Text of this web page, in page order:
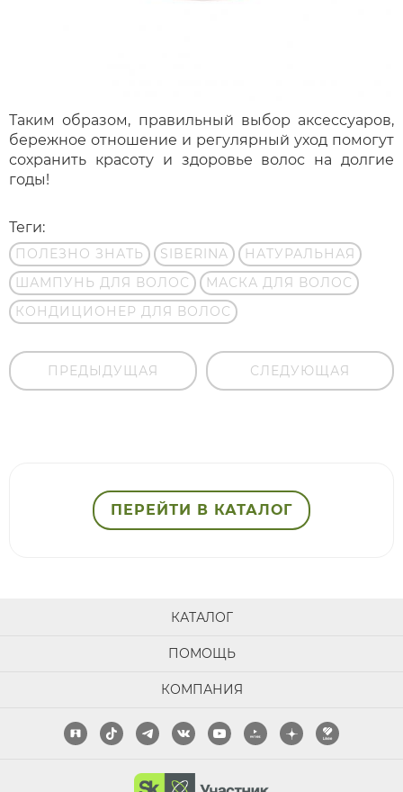
Таким образом, правильный выбор аксессуаров,
бережное отношение и регулярный уход помогут
сохранить красоту и здоровье волос на долгие
годы!
Теги:
ПОЛЕЗНО ЗНАТЬ SIBERINA
НАТУРАЛЬНАЯ
ШАМПУНЬ ДЛЯ ВОЛОС
МАСКА ДЛЯ ВОЛОС
КОНДИЦИОНЕР ДЛЯ ВОЛОС
ПРЕДЫДУЩАЯ СЛЕДУЮЩАЯ
ПЕРЕЙТИ В КАТАЛОГ
КАТАЛОГ
ПОМОЩЬ
КОМПАНИЯ